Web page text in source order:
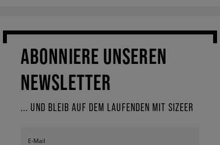
ABONNIERE UNSEREN
NEWSLETTER
... UND BLEIB AUF DEM LAUFENDEN MIT SIZEER
E-Mail